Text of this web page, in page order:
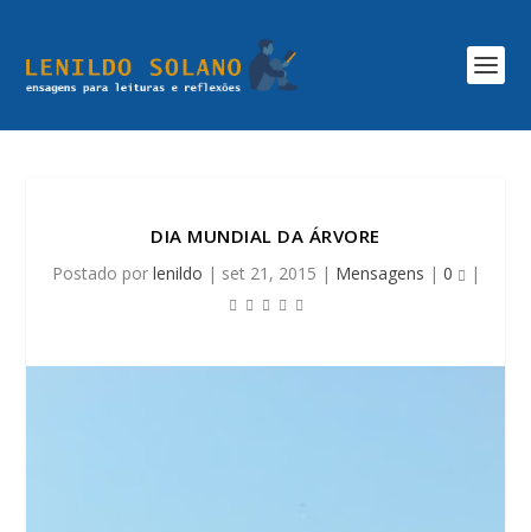
DIA MUNDIAL DA ÁRVORE
Postado por lenildo | set 21, 2015 | Mensagens | 0 |